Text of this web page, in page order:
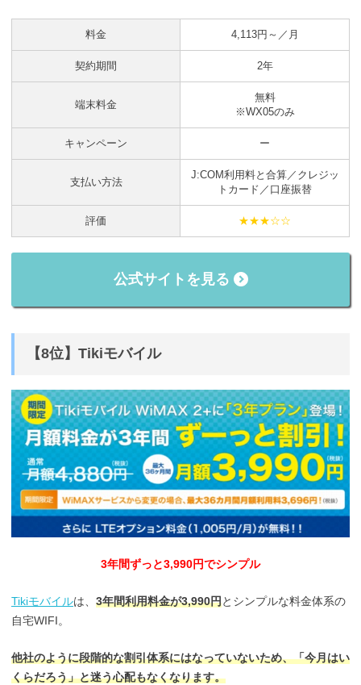
料金 4,113円～／月
契約期間 2年
端末料金
無料
※WX05のみ
キャンペーン ー
支払い方法
J:COM利用料と合算／クレジッ
トカード／口座振替
評価 ★★★☆☆
公式サイトを見る
【8位】Tikiモバイル
3年間ずっと3,990円でシンプル
Tikiモバイルは、 3年間利用料金が3,990円とシンプルな料金体系の
自宅WIFI。
他社のように段階的な割引体系にはなっていないため、「今月はい
くらだろう」と迷う心配もなくなります。